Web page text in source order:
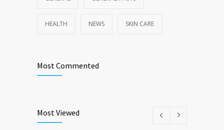
HEALTH NEWS SKIN CARE
Most Commented
Most Viewed